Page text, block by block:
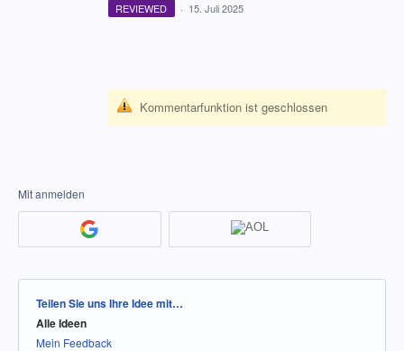
REVIEWED · 15. Juli 2025
Kommentarfunktion ist geschlossen
Mit anmelden
Kategorien
Teilen Sie uns Ihre Idee mit…
Alle Ideen
Mein Feedback